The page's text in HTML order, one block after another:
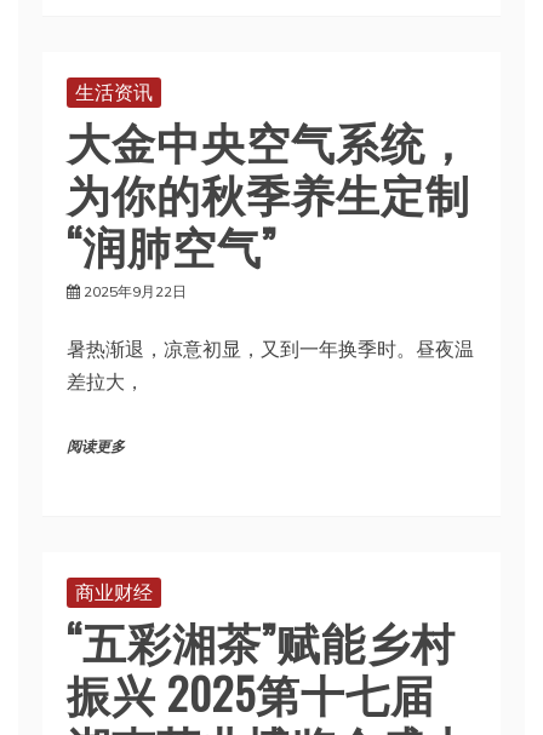
生活资讯
大金中央空气系统，
为你的秋季养生定制
“润肺空气”
2025年9月22日
暑热渐退，凉意初显，又到一年换季时。昼夜温
差拉大，
阅读更多
商业财经
“五彩湘茶”赋能乡村
振兴 2025第十七届